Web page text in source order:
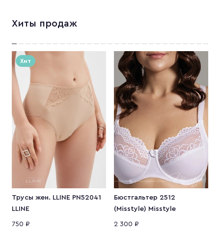
Хиты продаж
Хит
Трусы жен. LLINE PN52041
LLINE
750 ₽
Бюстгальтер 2512
(Misstyle) Misstyle
2 300 ₽